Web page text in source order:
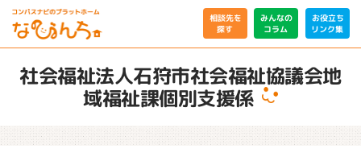
相談先を
探す
みんなの
コラム
お役立ち
リンク集
社会福祉法人石狩市社会福祉協議会地
域福祉課個別支援係